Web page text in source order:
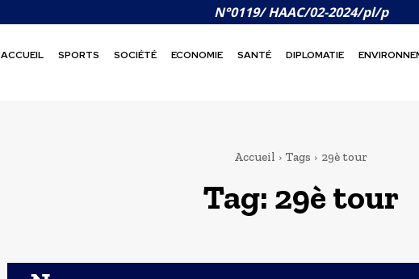
N°0119/ HAAC/02-2024/pl/p
ACCUEIL SPORTS SOCIÉTÉ ECONOMIE SANTÉ DIPLOMATIE
Accueil Tags 29è tour
Tag: 29è tour